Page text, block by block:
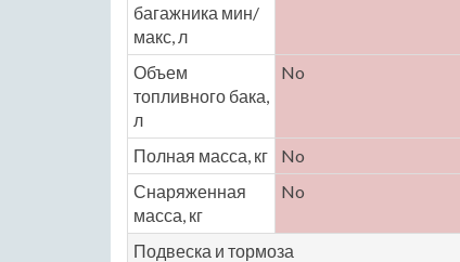
багажника мин/
макс, л
Объем
топливного бака,
л
No
Полная масса, кг No
Снаряженная
масса, кг
No
Подвеска и тормоза